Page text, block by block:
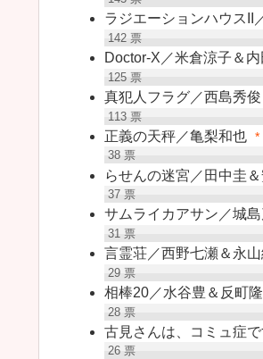
ラジエーションハウスII
142票
Doctor-X／米倉涼子＆
125票
真犯人フラグ／西島秀俊
113票
正義の天秤／亀梨和也 *
38票
らせんの迷宮／田中圭
37票
サムライカアサン／城
31票
言霊荘／西野七瀬＆永
29票
相棒20／水谷豊＆反町
28票
古見さんは、コミュ症
26票